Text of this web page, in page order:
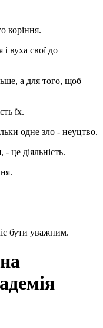
коріння.
вуха свої до
а для того, щоб
їх.
одне зло - неуцтво.
це діяльність.
бути уважним.